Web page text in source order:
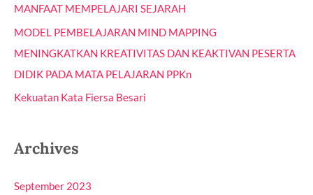
MANFAAT MEMPELAJARI SEJARAH
MODEL PEMBELAJARAN MIND MAPPING
MENINGKATKAN KREATIVITAS DAN KEAKTIVAN PESERTA
DIDIK PADA MATA PELAJARAN PPKn
Kekuatan Kata Fiersa Besari
Archives
September 2023